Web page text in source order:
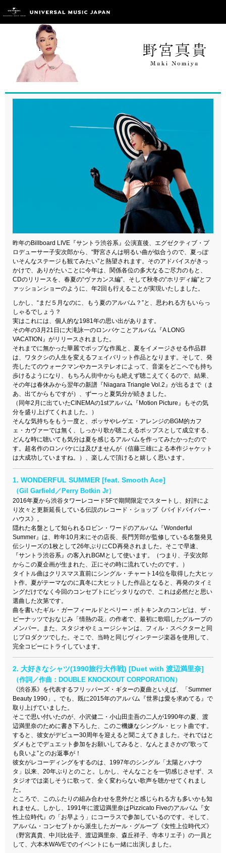
昨年のBillboard LIVE『サントラ渋谷系』公演直後、エグゼクティブ・プ
ロデューサー子安次郎から、“野宮さんは明るい曲が似合うので、夏っぽ
いそんなステージも観てみたい”と熱望されます。そのアドバイスがきっ
かけで、ありがたいことに今年は、関係各位の多大なるご尽力のもと、
CDのリリースを、春夏の“ヴァカンス編”、そして秋冬の“ホリディ編”とフ
ァッションショーのように、年2回も行えることが実現いたしました。
しかし、“まだ５月なのに、もう夏のアルバム？”と、思われる方もいらっ
しゃるでしょう？
実はこれには、個人的な1981年の思い出があります。
その年の3月21日に大滝詠一のロンバケことアルバム『A LONG
VACATION』がリリースされました。
それまでに無かった華麗でポップな作風と、夏をイメージさせる作品群
は、ワタクシの人生を変えるフェイバリット作品となります。そして、発
売したてのウォークマンやカーステレオによって、音楽をどこへでも持ち
歩けるようになり、もちろん街中からも絶えず聴こえてくるので、結果、
その年は春休みから翌年の新譜『Niagara Triangle Vol.2』が出るまで（ま
あ、出てからもですが）、ずーっと夏気分が続きました。
（同年2月に出ていたCINEMAの1stアルバム『Motion Picture』もその気
分を盛り上げてくれました。）
そんな気持ちをもう一度と、ボッサやレゲエ・アレンジのBGM的カフ
ェ・カヴァーでは無く、しっかり歌が聴こえるポップスとして成立する、
どんな時に聴いても気分は夏を感じるアルバムを作ってみたかったので
す。超名作のロンバケには及びませんが （信藤三雄による本作ジャケット
は大成功していますね。） 、楽しんで頂けると嬉しく思います。
1. WONDERFUL SUMMER [feat. Smooth Ace]
（Gil Garfield／Perry Botkin Jr）
2016年夏から渋谷タワーレコード5Fで期間限定でスタートし、好評によ
り次々と更新延長している伝説のレコード・ショップ《パイドパイパー・
ハウス》。
隠れた名盤として知られるロビン・ワードのアルバム『Wonderful
Summer』は、昨年10月末にその店長、長門芳郎が監修している名盤発見
伝シリーズの1枚として26年ぶりにCD再発されました。そこで早速、
『サントラ渋谷系』の客入れBGMとして使います。（つまり、子安次郎
からこの夏企画が生まれた、正にその時に流れていたのです。）
タイトル曲はクリスマス直前にシングル・チャート14位を取得した大ヒッ
ト作。夏がテーマなのに真冬に大ヒットした作品となると、再発のタイミ
ングだけでなく今回のコンセプトにピッタリなので、これは必然だと思い
選曲した次第です。
曲を書いたギル・ガーフィールドとペリー・ボトキンJr.のコンビは、ザ・
ピーナッツでおなじみ「情熱の花」の作者で、最初に歌唱したグループの
メンバー。また、スタジオやミュージシャンは、フィル・スペクターと同
じプロダクツでした。そこで、当時と同じヴィンテージ楽器を使用して、
完全コピーにトライしています。
2. 大好きなシャツ(1990旅行大作戦) [Duet with 渡辺満里奈]
（作詞／作曲：DOUBLE KNOCKOUT CORPORATION）
《渋谷系》を代表するフリッパーズ・ギターの夏曲といえば、「Summer
Beauty 1990」。でも、既に2015年のアルバム『世界は愛を求めてる』で
取り上げていました。
そこで思い付いたのが、小沢健二・小山田圭吾の二人が1990年の夏、渡
辺満里奈のために書き下ろした、このご機嫌なシングル・ヒット曲です。
すると、彼女がデビュー30周年を迎えると聞こえてきました。それではと
ダメもとでデュエット参加をお願いしてみると、なんとまさかの“歌って
も良いよ”とのお返事が！
彼女がレコーディングをするのは、1997年のシングル「太陽とハナウ
タ」以来、20年ぶりとのこと。しかし、そんなことを一切感じさせず、ス
タジオでは楽しそうに歌って、全く変わらない歌声を聴かせてくれまし
た。
ところで、このふたりの組み合わせを意外だと感じられる方も多いかも知
れません。しかし、1991年に渡辺満里奈はPizzicato Fiveのアルバム『女
性上位時代』の「お早よう」にコーラスで参加しているのです。そして、
アルバム・コンセプトから派生したガール・グループ《女性上位時代ズ》
（野宮真貴、中川比佐子、渡辺満里奈、森丘祥子、寺本リエ子）の一員と
して、六本木WAVEでのイベントにも一緒に出演しました。